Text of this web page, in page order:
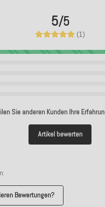
5/5
(1)
Sie anderen Kunden Ihre
Artikel bewerten
Bewertungen?